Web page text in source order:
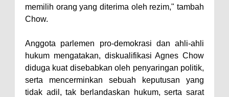
memilih orang yang diterima oleh rezim," tambah
Chow.
Anggota parlemen pro-demokrasi dan ahli-ahli
hukum mengatakan, diskualifikasi Agnes Chow
diduga kuat disebabkan oleh penyaringan politik,
serta mencerminkan sebuah keputusan yang
tidak adil, tak berlandaskan hukum, serta sarat